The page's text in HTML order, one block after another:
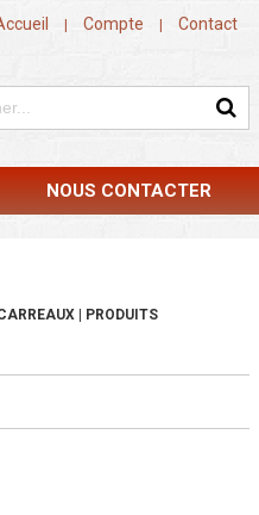
| Compte | Contact
NOUS CONTACTER
| PRODUITS